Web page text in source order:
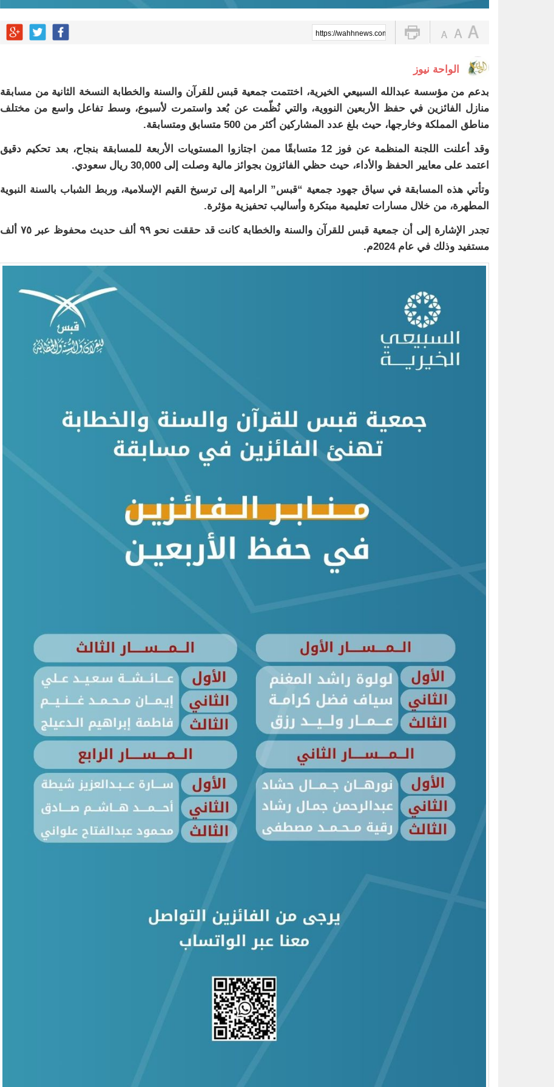
https://wahhnews.com/?p=81596
الواحة نيوز
بدعم من مؤسسة عبدالله السبيعي الخيرية، اختتمت جمعية قبس للقرآن والسنة والخطابة النسخة الثانية من مسابقة
منازل الفائزين في حفظ الأربعين النووية، والتي نُظّمت عن بُعد واستمرت لأسبوع، وسط تفاعل واسع من مختلف
مناطق المملكة وخارجها، حيث بلغ عدد المشاركين أكثر من 500 متسابق ومتسابقة.
وقد أعلنت اللجنة المنظمة عن فوز 12 متسابقًا ممن اجتازوا المستويات الأربعة للمسابقة بنجاح، بعد تحكيم دقيق
اعتمد على معايير الحفظ والأداء، حيث حظي الفائزون بجوائز مالية وصلت إلى 30,000 ريال سعودي.
وتأتي هذه المسابقة في سياق جهود جمعية “قبس” الرامية إلى ترسيخ القيم الإسلامية، وربط الشباب بالسنة النبوية
المطهرة، من خلال مسارات تعليمية مبتكرة وأساليب تحفيزية مؤثرة.
تجدر الإشارة إلى أن جمعية قبس للقرآن والسنة والخطابة كانت قد حققت نحو ٩٩ ألف حديث محفوظ عبر ٧٥ ألف
مستفيد وذلك في عام 2024م.